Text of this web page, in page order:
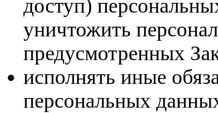
доступ)
уничтожить
предусмотренных
исполнять иные
персональных